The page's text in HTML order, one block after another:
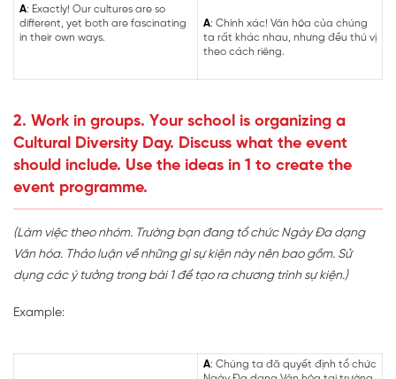
A: Exactly! Our cultures are so
different, yet both are fascinating
in their own ways.
A: Chính xác! Văn hóa của chúng
ta rất khác nhau, nhưng đều thú vị
theo cách riêng.
2. Work in groups. Your school is organizing a
Cultural Diversity Day. Discuss what the event
should include. Use the ideas in 1 to create the
event programme.
(Làm việc theo nhóm. Trường bạn đang tổ chức Ngày Đa dạng
Văn hóa. Thảo luận về những gì sự kiện này nên bao gồm. Sử
dụng các ý tưởng trong bài 1 để tạo ra chương trình sự kiện.)
Example:
A: Chúng ta đã quyết định tổ chức